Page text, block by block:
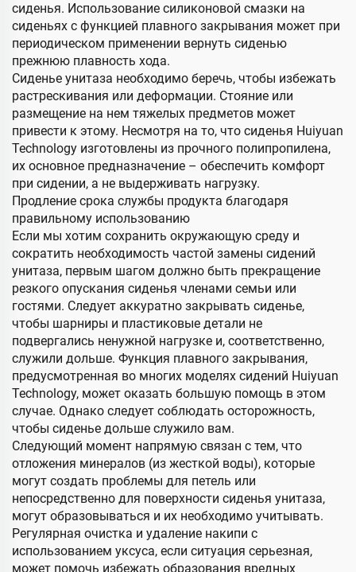
сиденья. Использование силиконовой смазки на
сиденьях с функцией плавного закрывания может при
периодическом применении вернуть сиденью
прежнюю плавность хода.
Сиденье унитаза необходимо беречь, чтобы избежать
растрескивания или деформации. Стояние или
размещение на нем тяжелых предметов может
привести к этому. Несмотря на то, что сиденья Huiyuan
Technology изготовлены из прочного полипропилена,
их основное предназначение – обеспечить комфорт
при сидении, а не выдерживать нагрузку.
Продление срока службы продукта благодаря
правильному использованию
Если мы хотим сохранить окружающую среду и
сократить необходимость частой замены сидений
унитаза, первым шагом должно быть прекращение
резкого опускания сиденья членами семьи или
гостями. Следует аккуратно закрывать сиденье,
чтобы шарниры и пластиковые детали не
подвергались ненужной нагрузке и, соответственно,
служили дольше. Функция плавного закрывания,
предусмотренная во многих моделях сидений Huiyuan
Technology, может оказать большую помощь в этом
случае. Однако следует соблюдать осторожность,
чтобы сиденье дольше служило вам.
Следующий момент напрямую связан с тем, что
отложения минералов (из жесткой воды), которые
могут создать проблемы для петель или
непосредственно для поверхности сиденья унитаза,
могут образовываться и их необходимо учитывать.
Регулярная очистка и удаление накипи с
использованием уксуса, если ситуация серьезная,
может помочь избежать образования вредных